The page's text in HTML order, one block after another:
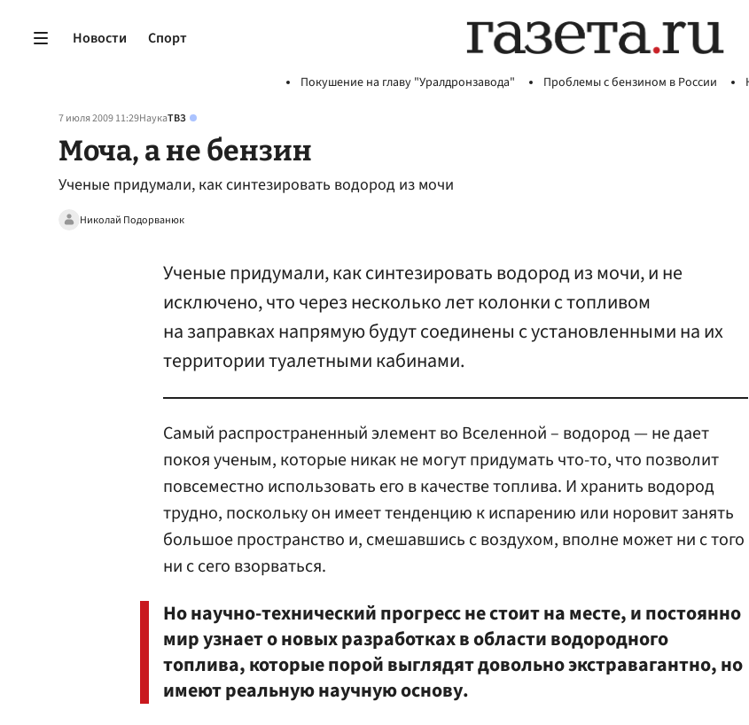
Новости Спорт
Покушение на главу "Уралдронзавода" Проблемы с бензином в России
7 июля 2009 11:29НаукаТВЗ
Моча, а не бензин
Ученые придумали, как синтезировать водород из мочи
Николай Подорванюк
Ученые придумали, как синтезировать водород из мочи, и не
исключено, что через несколько лет колонки с топливом
на заправках напрямую будут соединены с установленными на их
территории туалетными кабинами.
Самый распространенный элемент во Вселенной – водород — не дает
покоя ученым, которые никак не могут придумать что-то, что позволит
повсеместно использовать его в качестве топлива. И хранить водород
трудно, поскольку он имеет тенденцию к испарению или норовит занять
большое пространство и, смешавшись с воздухом, вполне может ни с того
ни с сего взорваться.
Но научно-технический прогресс не стоит на месте, и постоянно
мир узнает о новых разработках в области водородного
топлива, которые порой выглядят довольно экстравагантно, но
имеют реальную научную основу.